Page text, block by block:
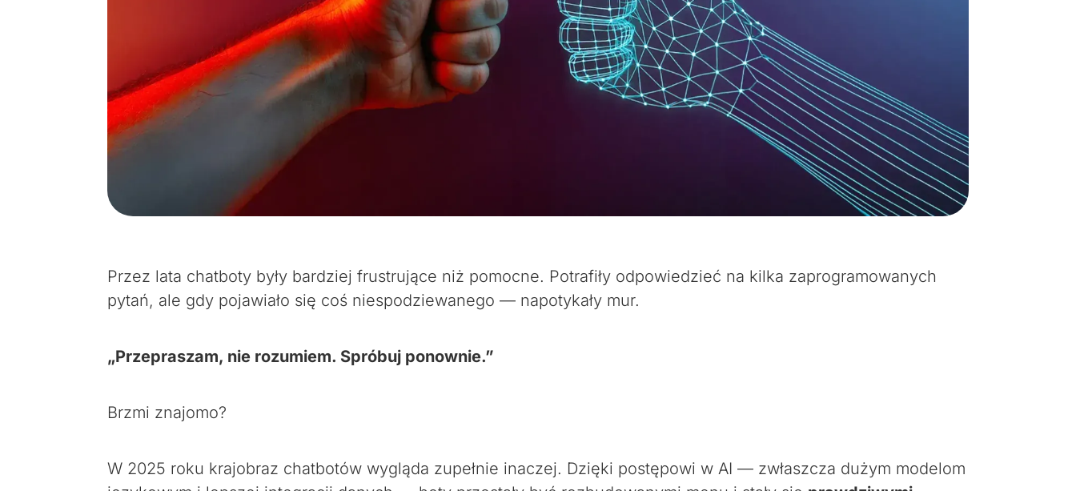
Przez lata chatboty były bardziej frustrujące niż pomocne. Potrafiły odpowiedzieć na kilka zaprogramowanych
pytań, ale gdy pojawiało się coś niespodziewanego — napotykały mur.
„Przepraszam, nie rozumiem. Spróbuj ponownie.”
Brzmi znajomo?
W 2025 roku krajobraz chatbotów wygląda zupełnie inaczej. Dzięki postępowi w AI — zwłaszcza dużym modelom